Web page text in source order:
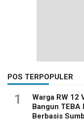
POS TERPOPULER
1
Warga RW 12
Bangun TEBA
Berbasis